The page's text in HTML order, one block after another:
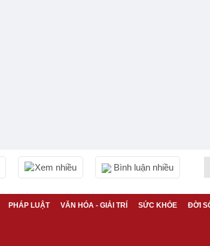
Xem nhiều Bình luận nhiều
PHÁP LUẬT VĂN HÓA - GIẢI TRÍ SỨC KHỎE ĐỜI